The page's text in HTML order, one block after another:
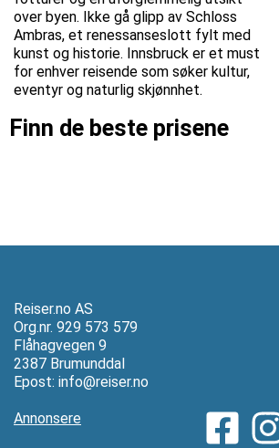
over byen. Ikke gå glipp av Schloss
Ambras, et renessanseslott fylt med
kunst og historie. Innsbruck er et must
for enhver reisende som søker kultur,
eventyr og naturlig skjønnhet.
Finn de beste prisene
Reiser.no AS
Org.nr. 929 573 579
Flåhagvegen 9
2387 Brumunddal
Epost: info@reiser.no
Annonsere